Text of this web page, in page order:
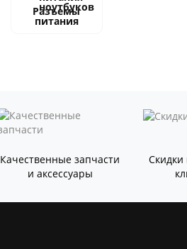
Разъемы
питания
Качественные запчасти
и аксессуары